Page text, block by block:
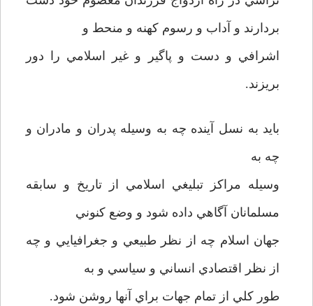
بردارند و آداب و رسوم کهنه و منحط و
اشرافي و دست و پاگير و غير اسلامي را دور
بريزند.
بايد به نسل آينده چه به وسيله پدران و مادران و
چه به
وسيله مراکز تبليغي اسلامي از تاريخ و سابقه
مسلمانان آگاهي داده شود و وضع کنوني
جهان اسلام چه از نظر طبيعي و جغرافيايي و چه
از نظر اقتصادي انساني و سياسي و به
طور کلي از تمام جهات براي آنها روشن شود.